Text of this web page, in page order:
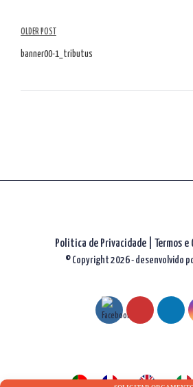
Navegação
de
OLDER POST
banner00-1_tributus
Politica de Privacidade| Termos e
© Copyright 2026 - desenvolvido